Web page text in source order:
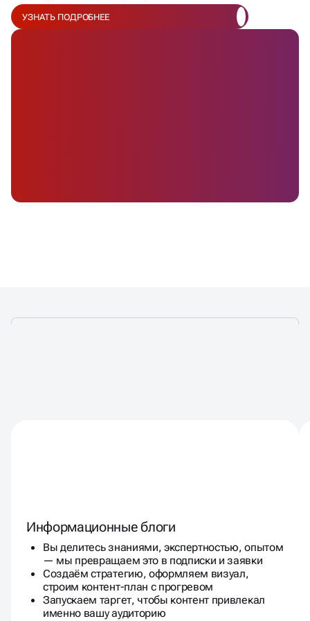
УЗНАТЬ ПОДРОБНЕЕ
Информационные блоги
Вы делитесь знаниями, экспертностью, опытом
— мы превращаем это в подписки и заявки
Создаём стратегию, оформляем визуал,
строим контент-план с прогревом
Запускаем таргет, чтобы контент привлекал
именно вашу аудиторию